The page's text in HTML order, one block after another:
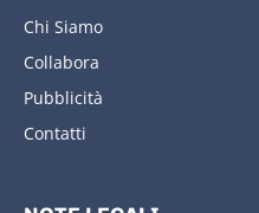
Chi Siamo
Collabora
Pubblicità
Contatti